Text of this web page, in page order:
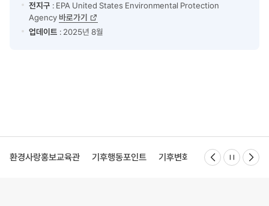
전지구 : EPA United States Environmental Protection
Agency바로가기
업데이트 : 2025년 8월
기후행동포인트 기후변화특성화대학원 KEI한국환경연구원정지